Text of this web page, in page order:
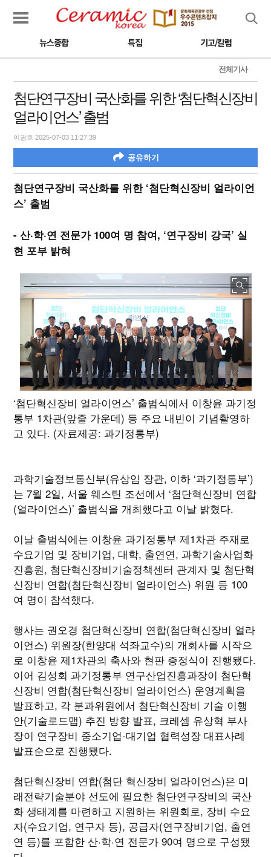
뉴스종합 특집 기고/칼럼
전체기사
첨단연구장비 국산화를 위한 ‘첨단혁신장비
얼라이언스’ 출범
이광호 2025-07-03 11:27:39
공유하기
첨단연구장비 국산화를 위한 ‘첨단혁신장비 얼라이언
스’ 출범
- 산·학·연 전문가 100여 명 참여, ‘연구장비 강국’ 실
현 포부 밝혀
‘첨단혁신장비 얼라이언스’ 출범식에서 이창윤 과기정
통부 1차관(앞줄 가운데) 등 주요 내빈이 기념촬영하
고 있다. (자료제공: 과기정통부)
과학기술정보통신부(유상임 장관, 이하 ‘과기정통부’)
는 7월 2일, 서울 웨스틴 조선에서 ‘첨단혁신장비 연합
(얼라이언스)’ 출범식을 개최했다고 이날 밝혔다.
이날 출범식에는 이창윤 과기정통부 제1차관 주재로
수요기업 및 장비기업, 대학, 출연연, 과학기술사업화
진흥원, 첨단혁신장비기술정책센터 관계자 및 첨단혁
신장비 연합(첨단혁신장비 얼라이언스) 위원 등 100
여 명이 참석했다.
행사는 권오경 첨단혁신장비 연합(첨단혁신장비 얼라
이언스) 위원장(한양대 석좌교수)의 개회사를 시작으
로 이창윤 제1차관의 축사와 현판 증정식이 진행됐다.
이어 김성회 과기정통부 연구산업진흥과장이 첨단혁
신장비 연합(첨단혁신장비 얼라이언스) 운영계획을
발표하고, 각 분과위원에서 첨단혁신장비 기술 이행
안(기술로드맵) 추진 방향 발표, 크레셈 유상혁 부사
장이 연구장비 중소기업-대기업 협력성장 대표사례
발표순으로 진행됐다.
첨단혁신장비 연합(첨단 혁신장비 얼라이언스)은 미
래전략기술분야 선도에 필요한 첨단연구장비의 국산
화 생태계를 마련하고 지원하는 위원회로, 장비 수요
자(수요기업, 연구자 등), 공급자(연구장비기업, 출연
연 등)를 포함한 산·학·연 전문가 90여 명으로 구성됐
검색